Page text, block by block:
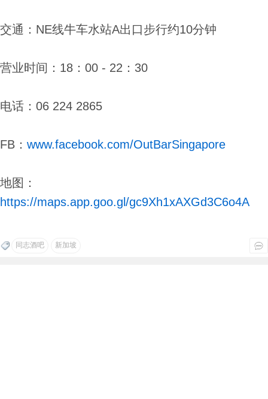
交通：NE线牛车水站A出口步行约10分钟
营业时间：18：00 - 22：30
电话：06 224 2865
FB： www.facebook.com/OutBarSingapore
地图：
https://maps.app.goo.gl/gc9Xh1xAXGd3C6o4A
同志酒吧 新加坡